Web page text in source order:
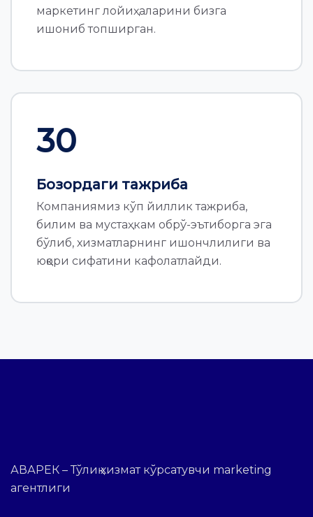
маркетинг лойиҳаларини бизга
ишониб топширган.
30
Бозордаги тажриба
Компаниямиз кўп йиллик тажриба,
билим ва мустаҳкам обрў-эътиборга эга
бўлиб, хизматларнинг ишончлилиги ва
юқори сифатини кафолатлайди.
АВАРЕК – Тўлиқ хизмат кўрсатувчи marketing
агентлиги